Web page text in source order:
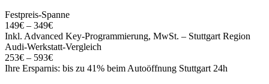
Festpreis-Spanne
149€ – 349€
Inkl. Advanced Key-Programmierung, MwSt. – Stuttgart Region
Audi-Werkstatt-Vergleich
253€ – 593€
Ihre Ersparnis: bis zu 41% beim Autoöffnung Stuttgart 24h